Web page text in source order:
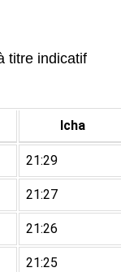
titre indicatif
Icha
21:29
21:27
21:26
21:25